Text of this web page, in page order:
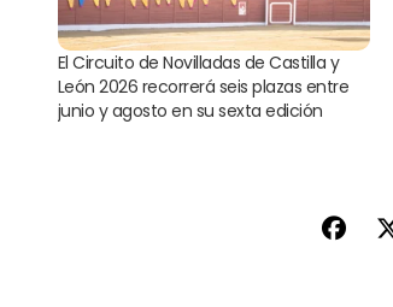
El Circuito de Novilladas de Castilla y
León 2026 recorrerá seis plazas entre
junio y agosto en su sexta edición